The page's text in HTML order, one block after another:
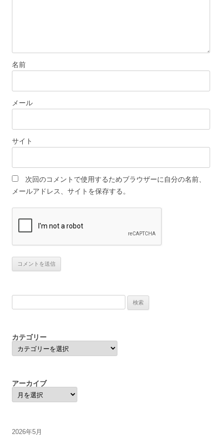
名前
メール
サイト
次回のコメントで使用するためブラウザーに自分の名前、
メールアドレス、サイトを保存する。
索:
カテゴリー
カ
テ
ゴ
アーカイブ
ア
ー
カ
2026年5月